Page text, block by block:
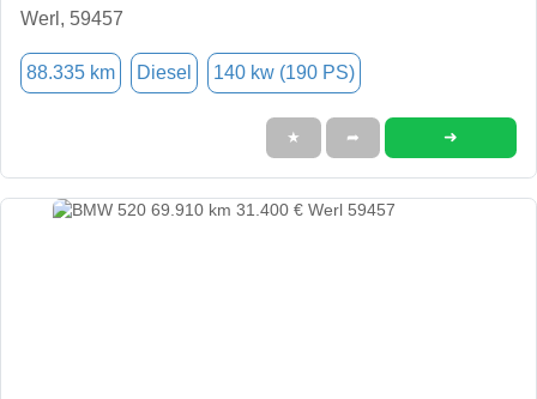
Werl, 59457
88.335 km Diesel 140 kw (190 PS)
★ ➦ ➜